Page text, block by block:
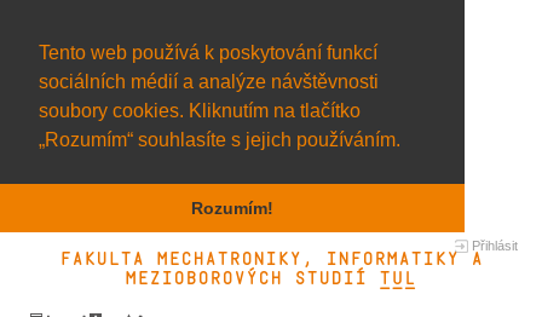
Tento web používá k poskytování funkcí
sociálních médií a analýze návštěvnosti
soubory cookies. Kliknutím na tlačítko
„Rozumím“ souhlasíte s jejich používáním.
Rozumím!
Přihlásit
Fakulta mechatroniky, informatiky a
mezioborových studií TUL&